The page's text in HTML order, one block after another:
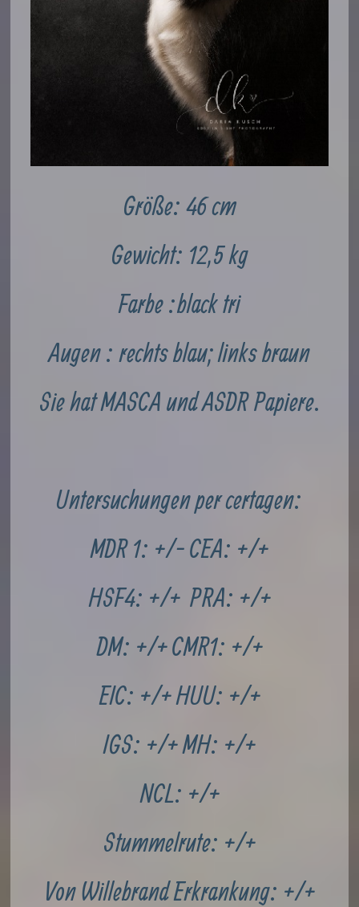
Größe: 46 cm
Gewicht: 12,5 kg
Farbe : black tri
Augen : rechts blau; links braun
Sie hat MASCA und ASDR Papiere.
Untersuchungen per certagen :
MDR 1: +/-CEA: +/+
HSF4: +/+ PRA: +/+
DM: +/+CMR1: +/+
EIC: +/+HUU: +/+
IGS: +/+MH: +/+
NCL: +/+
Stummelrute: +/+
Von Willebrand Erkrankung: +/+